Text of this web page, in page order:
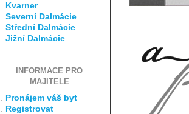
Kvarner
Severní Dalmácie
Střední Dalmácie
Jižní Dalmácie
INFORMACE PRO
MAJITELE
Pronájem váš byt
Registrovat